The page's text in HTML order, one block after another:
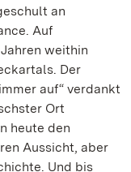
an
Auf
weithin
Der
auf“ verdankt
Ort
heute den
Aussicht, aber
Und bis